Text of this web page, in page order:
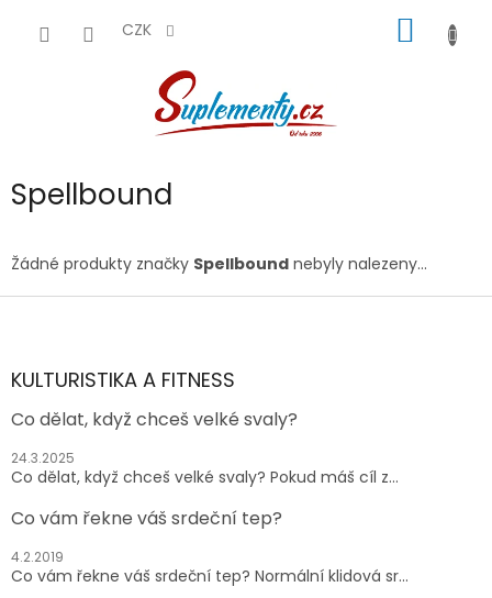
CZK
KOŠÍK
Spellbound
Žádné produkty značky Spellbound nebyly nalezeny...
Z
aKULTURISTIKA A FITNESS
Co dělat, když chceš velké svaly?
24.3.2025
Co dělat, když chceš velké svaly? Pokud máš cíl z...
Co vám řekne váš srdeční tep?
4.2.2019
Co vám řekne váš srdeční tep? Normální klidová sr...